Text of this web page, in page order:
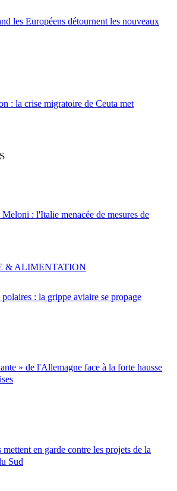
les Européens détournent les nouveaux
: la crise migratoire de Ceuta met
: l'Italie menacée de mesures de
: la grippe aviaire se propage
& ALIMENTATION
» de l'Allemagne face à la forte hausse
en garde contre les projets de la
Sud